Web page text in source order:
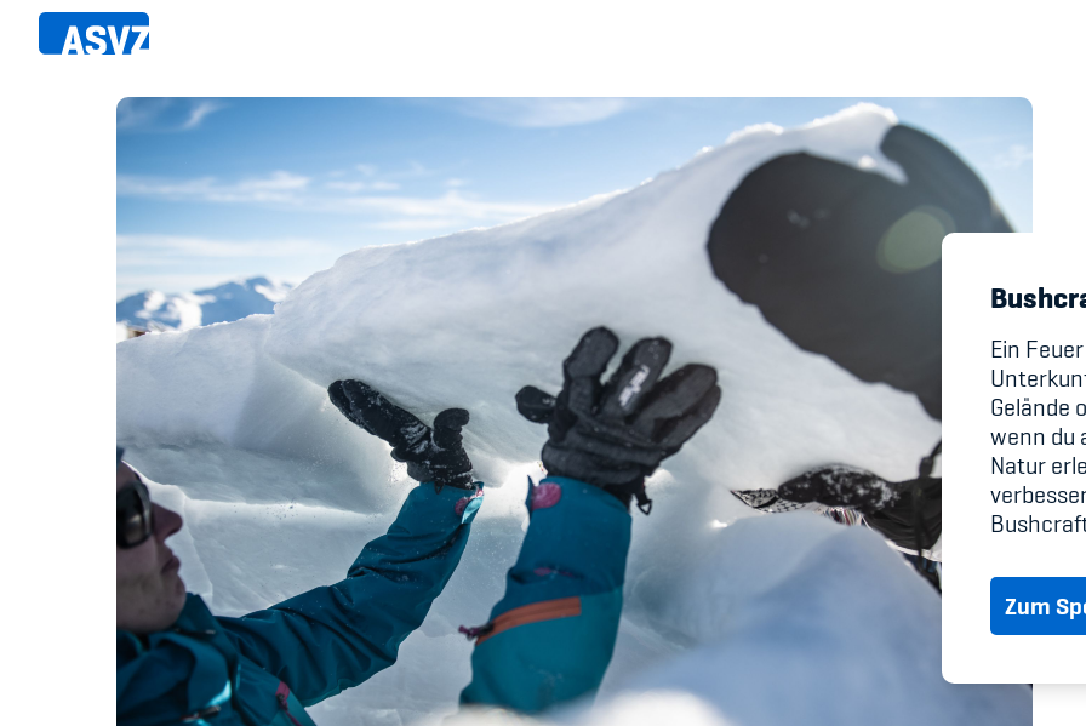
Direkt
zum
Sportfahrplan
Sportarten
Sportanlagen
Events
ASVZ@home
Member's Manual / FAQ
Fairplay
Teilnahmeberechtigung
Academy
Blog
Diversität &
Kinderbetreuung
Schwangerschaft
Spitzensport &
Ein
Gelände
wenn du
Natur
Zum